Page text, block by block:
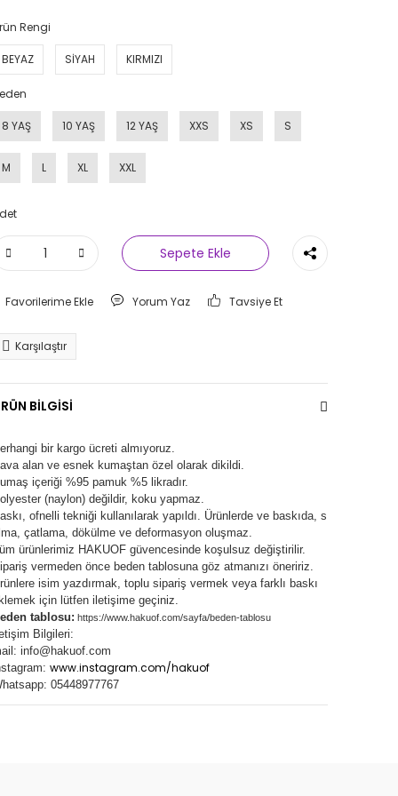
Rengi
BEYAZ SİYAH KIRMIZI
8 YAŞ 10 YAŞ 12 YAŞ XXS XS S
M L XL XXL
Sepete Ekle
Yorum Yaz Tavsiye Et
Karşılaştır
BİLGİSİ
bir kargo ücreti almıyoruz.
alan ve esnek kumaştan özel olarak dikildi.
içeriği %95 pamuk %5 likradır.
(naylon) değildir, koku yapmaz.
ofnelli tekniği kullanılarak yapıldı. Ürünlerde ve baskıda, s
çatlama, dökülme ve deformasyon oluşmaz.
ürünlerimiz HAKUOF güvencesinde koşulsuz değiştirilir.
vermeden önce beden tablosuna göz atmanızı öneririz.
isim yazdırmak, toplu sipariş vermek veya farklı baskı
için lütfen iletişime geçiniz.
tablosu: https://www.hakuof.com/sayfa/beden-tablosu
Bilgileri:
info@hakuof.com
www.instagram.com/hakuof
05448977767